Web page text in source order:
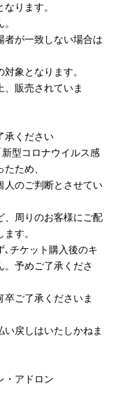
ります。
者が一致しない場合は
象となります。
、販売されていま
承ください
型コロナウイルス感
ため、
⼈のご判断とさせてい
、周りのお客様にご配
す。
チケット購入後のキ
。予めご了承くださ
ご了承くださいま
戻しはいたしかねま
・アドロン